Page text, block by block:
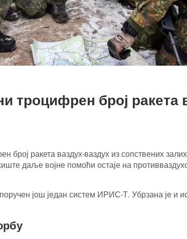
троцифрен број ракета
број ракета ваздух-ваздух из сопствених
даље војне помоћи остаје на
још један систем ИРИС-Т. Убрзана је и